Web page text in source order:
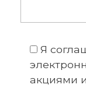
Я
акциями